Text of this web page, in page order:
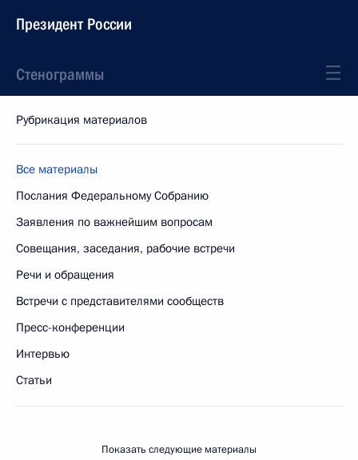
Президент России
Стенограммы
Рубрикация материалов
Все материалы
Послания Федеральному Собранию
Заявления по важнейшим вопросам
Совещания, заседания, рабочие встречи
Речи и обращения
Встречи с представителями сообществ
Пресс-конференции
Интервью
Статьи
Показать следующие материалы